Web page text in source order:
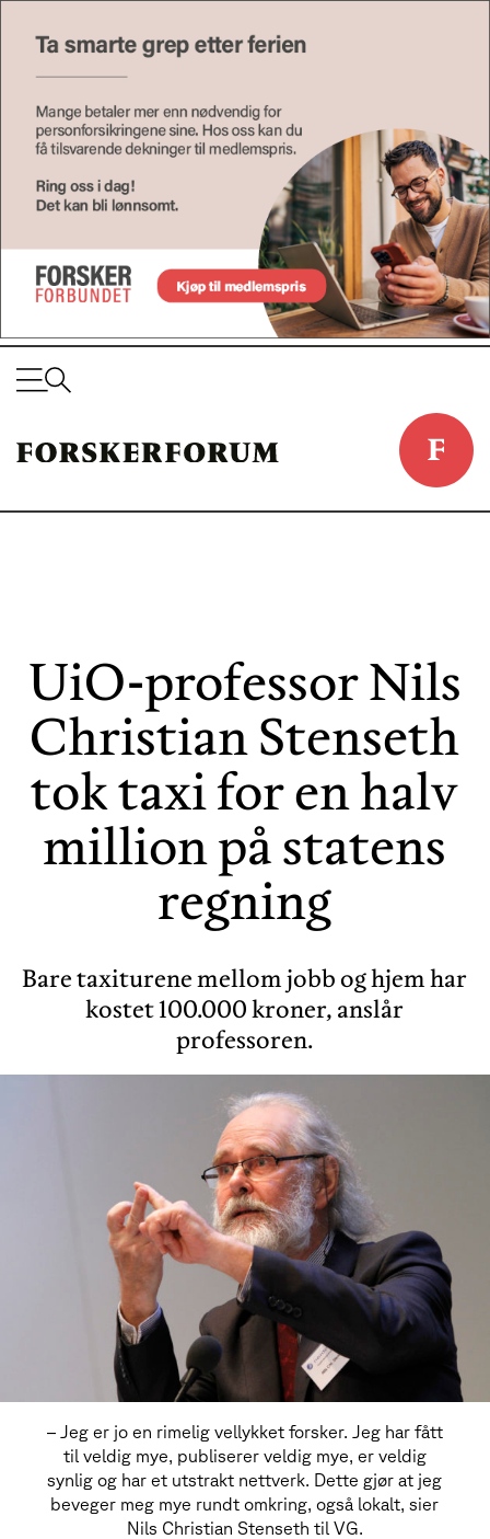
UiO-professor Nils
Christian Stenseth
tok taxi for en halv
million på statens
regning
Bare taxiturene mellom jobb og hjem har
kostet 100.000 kroner, anslår
professoren.
– Jeg er jo en rimelig vellykket forsker. Jeg har fått
til veldig mye, publiserer veldig mye, er veldig
synlig og har et utstrakt nettverk. Dette gjør at jeg
beveger meg mye rundt omkring, også lokalt, sier
Nils Christian Stenseth til VG.